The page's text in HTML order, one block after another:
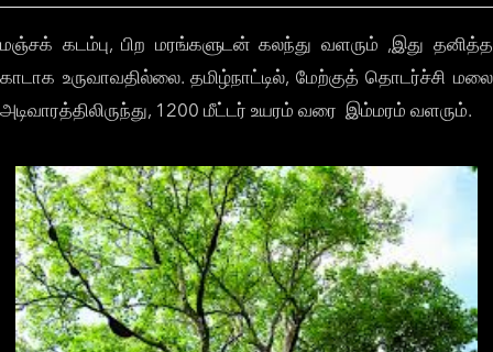
மஞ்சக் கடம்பு, பிற மரங்களுடன் கலந்து வளரும் ,இது தனித்த
காடாக உருவாவதில்லை. தமிழ்நாட்டில், மேற்குத் தொடர்ச்சி மலை
அடிவாரத்திலிருந்து, 1200 மீட்டர் உயரம் வரை இம்மரம் வளரும்.